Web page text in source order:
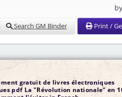
Search GM Binder Print /
gratuit de livres électroniques
pdf La "Révolution nationale" en